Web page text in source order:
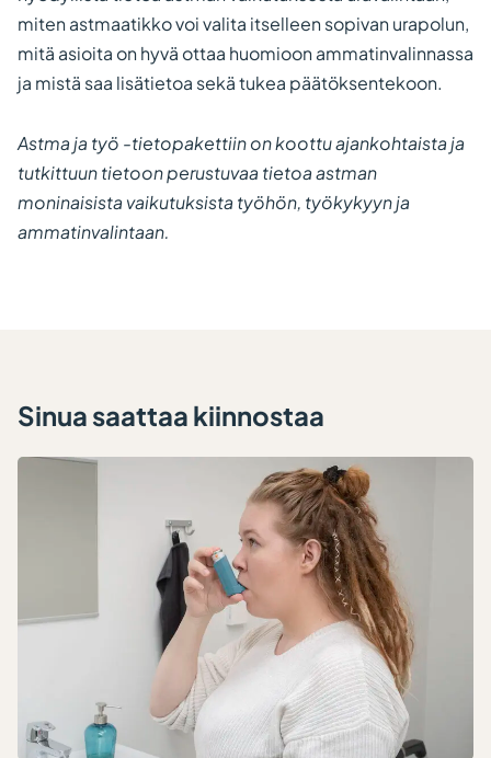
sivustolla.
Linkki
avautuu
välilehteen.)
miten astmaatikko voi valita itselleen sopivan urapolun,
mitä asioita on hyvä ottaa huomioon ammatinvalinnassa
ja mistä saa lisätietoa sekä tukea päätöksentekoon.
Astma ja työ -tietopakettiin on koottu ajankohtaista ja
tutkittuun tietoon perustuvaa tietoa astman
moninaisista vaikutuksista työhön, työkykyyn ja
ammatinvalintaan.
Sinua saattaa kiinnostaa